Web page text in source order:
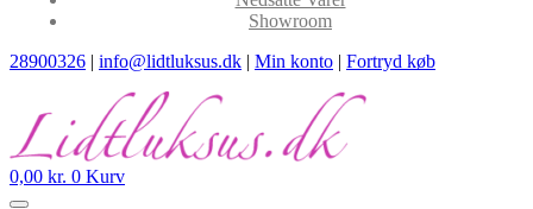
Showroom
28900326 | info@lidtluksus.dk | Min konto | Fortryd køb
0,00 kr. 0 Kurv